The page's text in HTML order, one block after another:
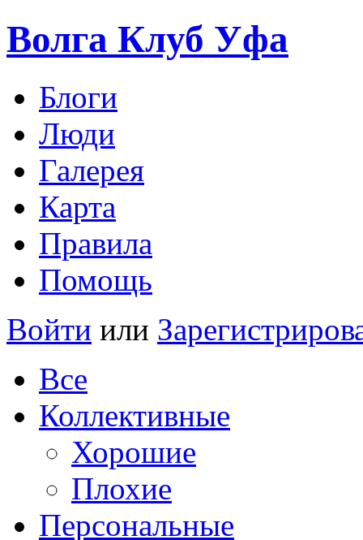
Волга Клуб Уфа
Блоги
Люди
Галерея
Карта
Правила
Помощь
Войти или
Все
Коллективные
Хорошие
Плохие
Персональные